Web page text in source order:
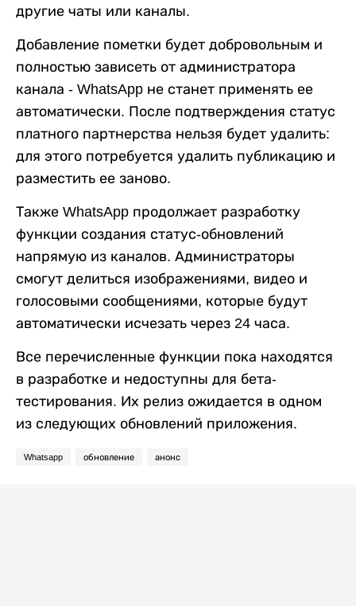
другие чаты или каналы.
Добавление пометки будет добровольным и
полностью зависеть от администратора
канала - WhatsApp не станет применять ее
автоматически. После подтверждения статус
платного партнерства нельзя будет удалить:
для этого потребуется удалить публикацию и
разместить ее заново.
Также WhatsApp продолжает разработку
функции создания статус-обновлений
напрямую из каналов. Администраторы
смогут делиться изображениями, видео и
голосовыми сообщениями, которые будут
автоматически исчезать через 24 часа.
Все перечисленные функции пока находятся
в разработке и недоступны для бета-
тестирования. Их релиз ожидается в одном
из следующих обновлений приложения.
Whatsapp обновление анонс